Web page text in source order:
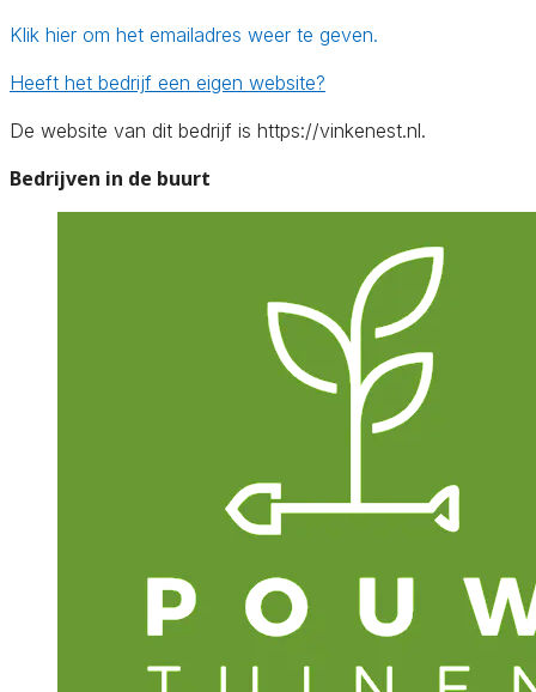
Klik hier om het emailadres weer te geven.
Heeft het bedrijf een eigen website?
De website van dit bedrijf is https://vinkenest.nl.
Bedrijven in de buurt